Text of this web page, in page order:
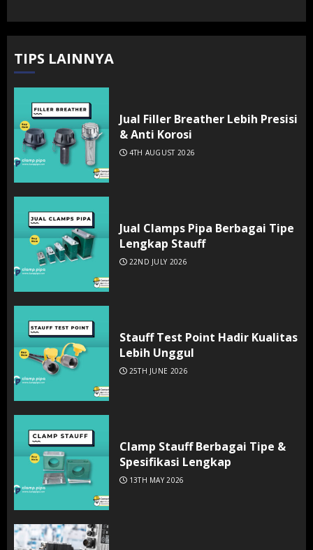
TIPS LAINNYA
Jual Filler Breather Lebih Presisi
& Anti Korosi
4TH AUGUST 2026
Jual Clamps Pipa Berbagai Tipe
Lengkap Stauff
22ND JULY 2026
Stauff Test Point Hadir Kualitas
Lebih Unggul
25TH JUNE 2026
Clamp Stauff Berbagai Tipe &
Spesifikasi Lengkap
13TH MAY 2026